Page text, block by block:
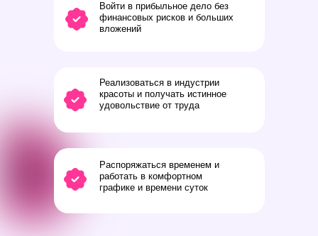
Реализоваться в индустрии
красоты и получать истинное
удовольствие от труда
Распоряжаться временем и
работать в комфортном
графике и времени суток
Войти в прибыльное дело без
финансовых рисков и больших
вложений